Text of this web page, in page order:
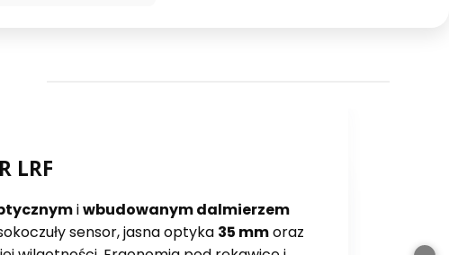
LRF
iwbudowanym dalmierzem
sensor, jasna optyka 35 mmoraz